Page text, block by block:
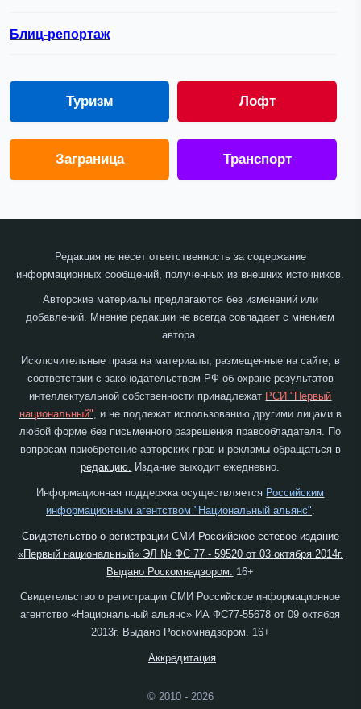
Блиц-репортаж
Туризм Лофт
Заграница Транспорт
Редакция не несет ответственность за содержание
информационных сообщений, полученных из внешних источников.
Авторские материалы предлагаются без изменений или
добавлений. Мнение редакции не всегда совпадает с мнением
автора.
Исключительные права на материалы, размещенные на сайте, в
соответствии с законодательством РФ об охране результатов
интеллектуальной собственности принадлежат РСИ "Первый
национальный", и не подлежат использованию другими лицами в
любой форме без письменного разрешения правообладателя. По
вопросам приобретение авторских прав и рекламы обращаться в
редакцию. Издание выходит ежедневно.
Информационная поддержка осуществляется Российским
информационным агентством "Национальный альянс"
Свидетельство о регистрации СМИ Российское сетевое издание
«Первый национальный» ЭЛ № ФС 77 - 59520 от 03 октября 2014г.
Выдано Роскомнадзором.
16+
Свидетельство о регистрации СМИ Российское информационное
агентство «Национальный альянс» ИА ФС77-55678 от 09 октября
2013г. Выдано Роскомнадзором. 16+
Аккредитация
© 2010 - 2026